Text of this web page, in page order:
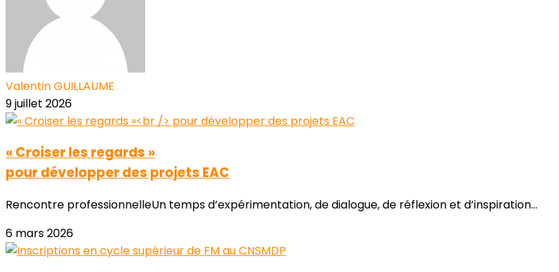
Valentin GUILLAUME
9 juillet 2026
« Croiser les regards »
pour développer des projets EAC
Rencontre professionnelleUn temps d’expérimentation, de dialogue, de réflexion et d’inspiration...
6 mars 2026